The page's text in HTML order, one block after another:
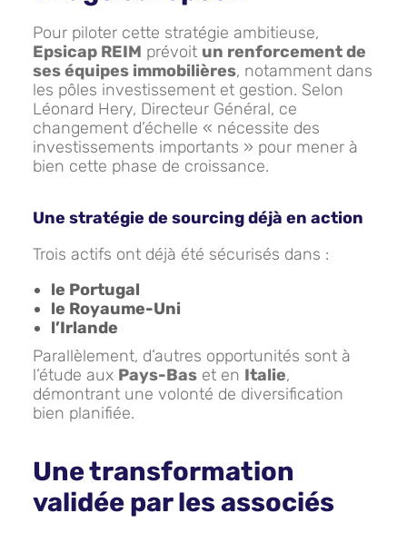
Pour piloter cette stratégie ambitieuse,
Epsicap REIM prévoit un renforcement de
ses équipes immobilières, notamment dans
les pôles investissement et gestion. Selon
Léonard Hery, Directeur Général, ce
changement d’échelle « nécessite des
investissements importants » pour mener à
bien cette phase de croissance.
Une stratégie de sourcing déjà en action
Trois actifs ont déjà été sécurisés dans :
le Portugal
le Royaume-Uni
l’Irlande
Parallèlement, d’autres opportunités sont à
l’étude aux Pays-Bas et en Italie,
démontrant une volonté de diversification
bien planifiée.
Une transformation
validée par les associés